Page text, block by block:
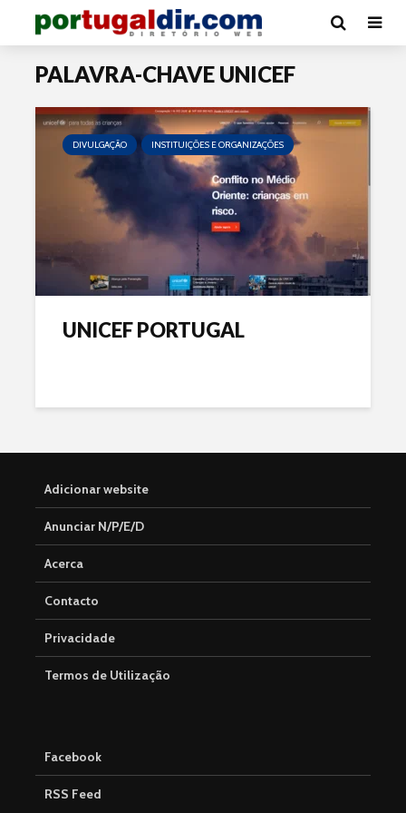
PALAVRA-CHAVE UNICEF
DIVULGAÇÃO INSTITUIÇÕES E ORGANIZAÇÕES
UNICEF PORTUGAL
Adicionar website
Anunciar N/P/E/D
Acerca
Contacto
Privacidade
Termos de Utilização
Facebook
RSS Feed